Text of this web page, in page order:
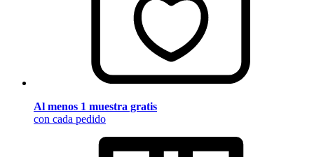
Al menos 1 muestra gratis
con cada pedido